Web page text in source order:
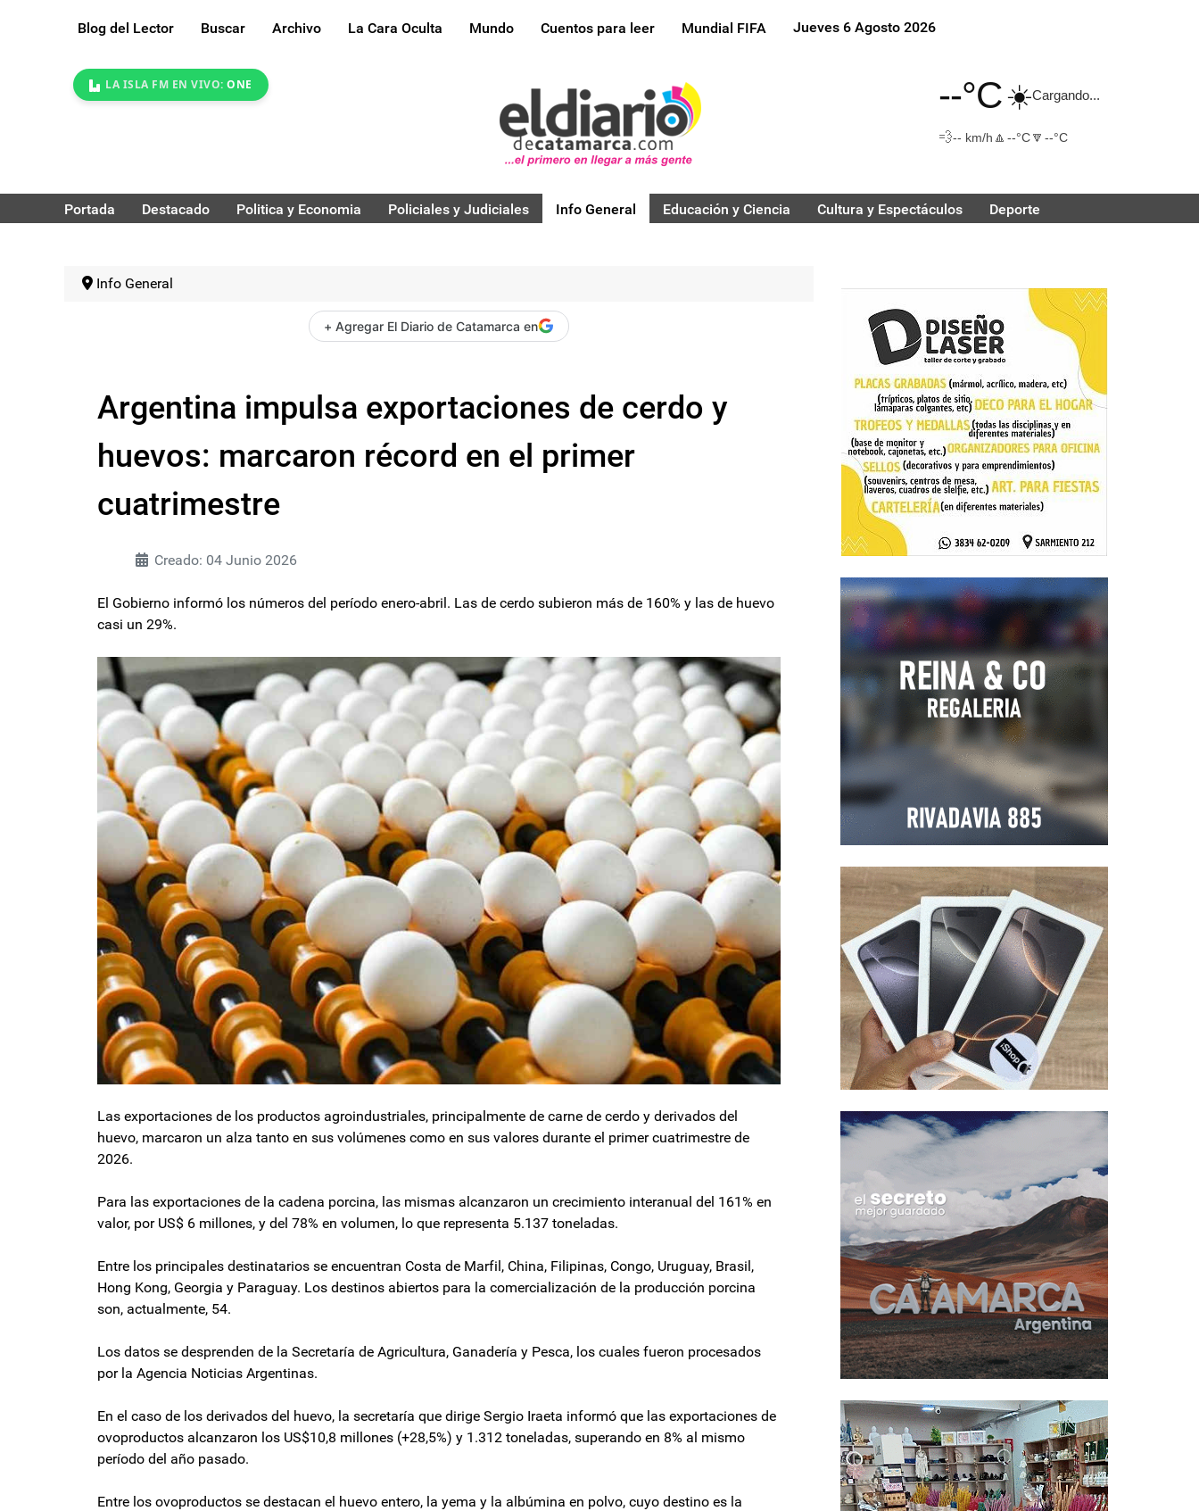
Blog del Lector Buscar Archivo La Cara Oculta Mundo Cuentos para leer Mundial FIFA Jueves 6 Agosto 2026
LA ISLA FM EN VIVO: ONE --°C☀️Cargando...
💨-- km/h 🔼 --°C🔽 --°C
Portada Destacado Politica y Economia Policiales y Judiciales Info General Educación y Ciencia Cultura y Espectáculos Deporte
Info General
+ Agregar El Diario de Catamarca en
Argentina impulsa exportaciones de cerdo y
huevos: marcaron récord en el primer
cuatrimestre
Creado: 04 Junio 2026
El Gobierno informó los números del período enero-abril. Las de cerdo subieron más de 160% y las de huevo
casi un 29%.
Las exportaciones de los productos agroindustriales, principalmente de carne de cerdo y derivados del
huevo, marcaron un alza tanto en sus volúmenes como en sus valores durante el primer cuatrimestre de
2026.
Para las exportaciones de la cadena porcina, las mismas alcanzaron un crecimiento interanual del 161% en
valor, por US$ 6 millones, y del 78% en volumen, lo que representa 5.137 toneladas.
Entre los principales destinatarios se encuentran Costa de Marfil, China, Filipinas, Congo, Uruguay, Brasil,
Hong Kong, Georgia y Paraguay. Los destinos abiertos para la comercialización de la producción porcina
son, actualmente, 54.
Los datos se desprenden de la Secretaría de Agricultura, Ganadería y Pesca, los cuales fueron procesados
por la Agencia Noticias Argentinas.
En el caso de los derivados del huevo, la secretaría que dirige Sergio Iraeta informó que las exportaciones de
ovoproductos alcanzaron los US$10,8 millones (+28,5%) y 1.312 toneladas, superando en 8% al mismo
período del año pasado.
Entre los ovoproductos se destacan el huevo entero, la yema y la albúmina en polvo, cuyo destino es la